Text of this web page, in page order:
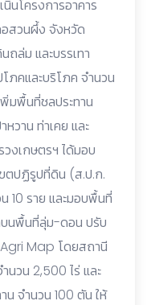
นโครงการอาคาร
สวนผึ้ง จังหวัด
ล่ม และบรรเทา
ภคและบริโภค จํานวน
มพื้นที่ชลประทาน
วาน ท่าเคย และ
งเกษตรฯ ได้มอบ
ตปฏิรูปที่ดิน (ส.ป.ก.
10 ราย และมอบพื้นที่
บนพื้นที่ลุ่ม-ดอน ปรับ
Map โดยสถานี
วน 2,500 ไร่ และ
จำนวน 100 ตัน ให้